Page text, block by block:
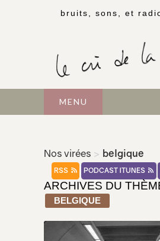
bruits, sons, et
MENU
Nos virées > belgique
PODCAST ITUNES
RSS
ARCHIVES DU
BELGIQUE